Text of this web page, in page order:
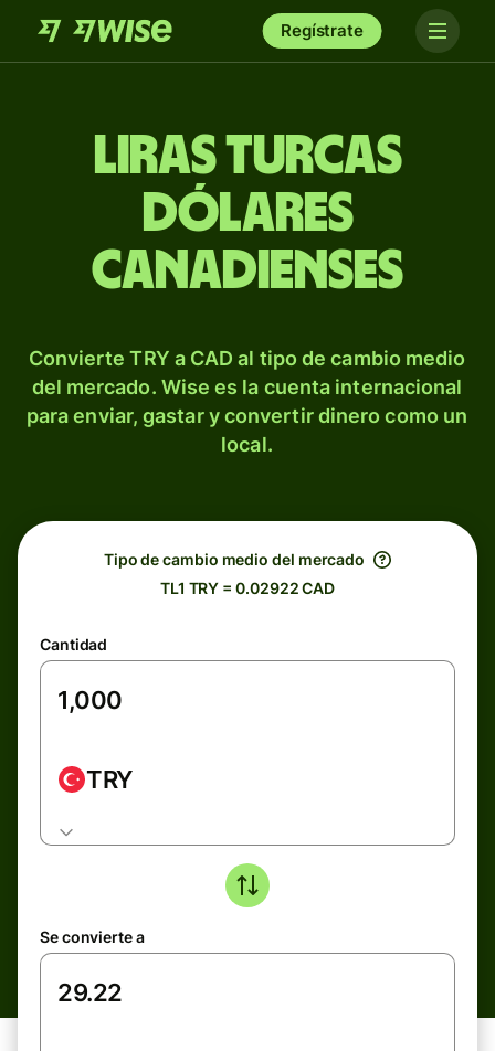
Regístrate
Liras turcas
dólares
canadienses
Convierte TRY a CAD al tipo de cambio medio
del mercado. Wise es la cuenta internacional
para enviar, gastar y convertir dinero como un
local.
Tipo de cambio medio del mercado
TL1 TRY = 0.02922 CAD
Cantidad
TRY
Se convierte a